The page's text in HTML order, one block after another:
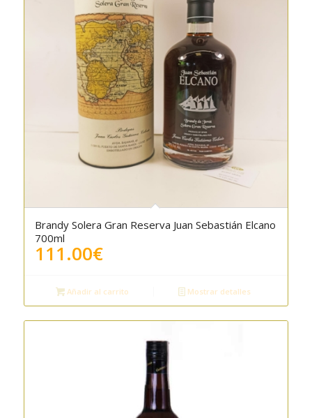
5.00
Brandy Solera Gran Reserva Juan Sebastián Elcano
700ml
111.00€
Añadir al carrito Mostrar detalles